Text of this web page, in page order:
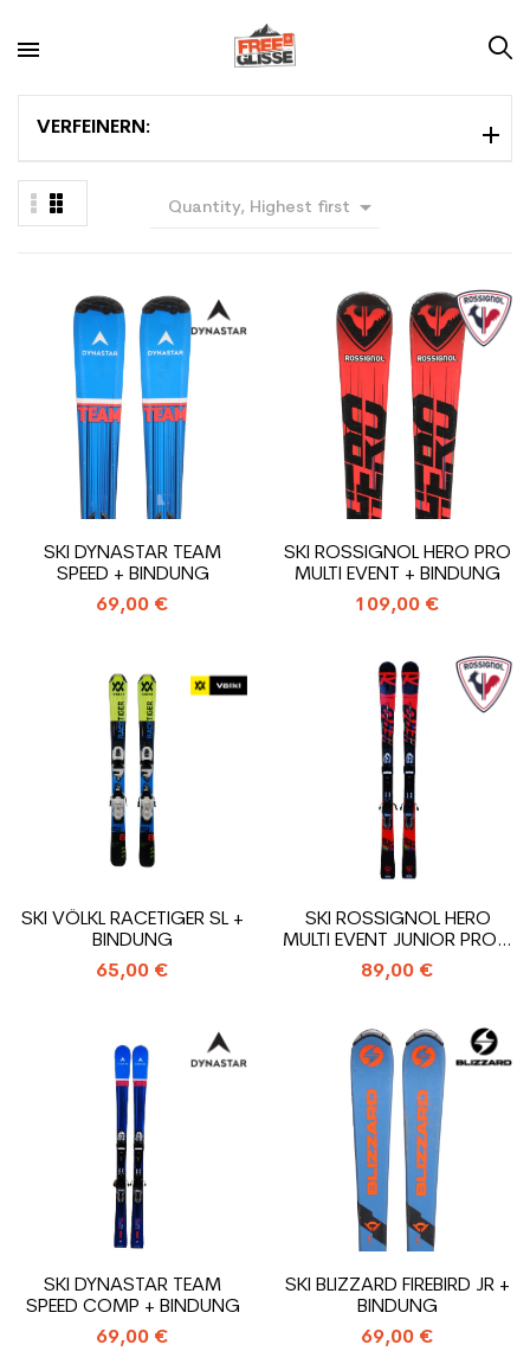
VERFEINERN:
Quantity, Highest first 
SKI DYNASTAR TEAM
SPEED + BINDUNG
69,00 €
SKI ROSSIGNOL HERO PRO
MULTI EVENT + BINDUNG
109,00 €
SKI VÖLKL RACETIGER SL +
BINDUNG
65,00 €
SKI ROSSIGNOL HERO
MULTI EVENT JUNIOR PRO +
BINDUNG
89,00 €
SKI DYNASTAR TEAM
SPEED COMP + BINDUNG
69,00 €
SKI BLIZZARD FIREBIRD JR +
BINDUNG
69,00 €